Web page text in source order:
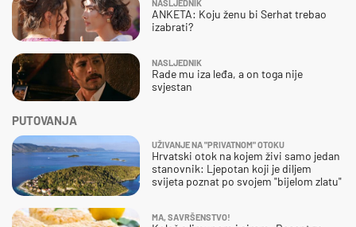
NASLJEDNIK
ANKETA: Koju ženu bi Serhat trebao
izabrati?
NASLJEDNIK
Rade mu iza leđa, a on toga nije
svjestan
PUTOVANJA
UŽIVANJE NA "PRIVATNOM" OTOKU
Hrvatski otok na kojem živi samo jedan
stanovnik: Ljepotan koji je diljem
svijeta poznat po svojem "bijelom zlatu"
MA, SAVRŠENSTVO!